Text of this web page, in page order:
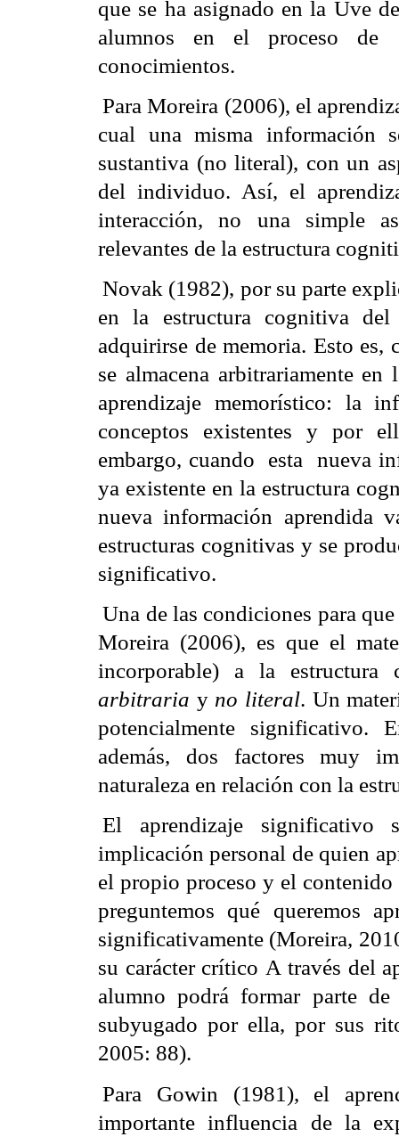
que se ha asignado en la Uve
alumnos en el proceso de
conocimientos.
Para Moreira (2006), el
cual una misma información
sustantiva (no literal), con un
del individuo. Así, el
interacción, no una simple
relevantes de la estructura
Novak (1982), por su parte
en la estructura cognitiva
adquirirse de memoria. Esto
se almacena arbitrariamente
aprendizaje memorístico: la
conceptos existentes y por
embargo, cuando
esta
nueva
ya existente en la estructura
nueva información aprendida
estructuras cognitivas y se
significativo.
Una de las condiciones para
Moreira (2006), es que el
incorporable) a la
arbitraria y no literal. Un
potencialmente significativo.
además, dos factores muy
naturaleza en relación con la
El aprendizaje significativo
implicación personal de quien
el propio proceso y el
preguntemos qué queremos
significativamente (Moreira,
su carácter críticoA través del
alumno podrá formar parte
subyugado por ella, por sus
2005: 88).
Para Gowin (1981), el
importante influencia de la